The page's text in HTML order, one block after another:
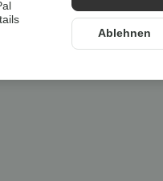
Ablehnen